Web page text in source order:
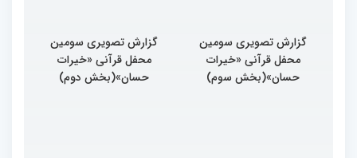
گزارش تصویری سومین
محفل قرآنی «خیرات
حسان»(بخش سوم)
گزارش تصویری سومین
محفل قرآنی «خیرات
حسان»(بخش دوم)